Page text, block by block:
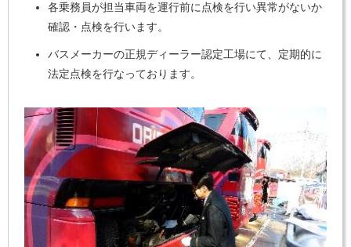
各乗務員が担当車両を運行前に点検を行い異常がないか
確認・点検を行います。
バスメーカーの正規ディーラー認定工場にて、定期的に
法定点検を行なっております。